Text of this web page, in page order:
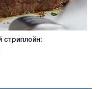
стриплойн: